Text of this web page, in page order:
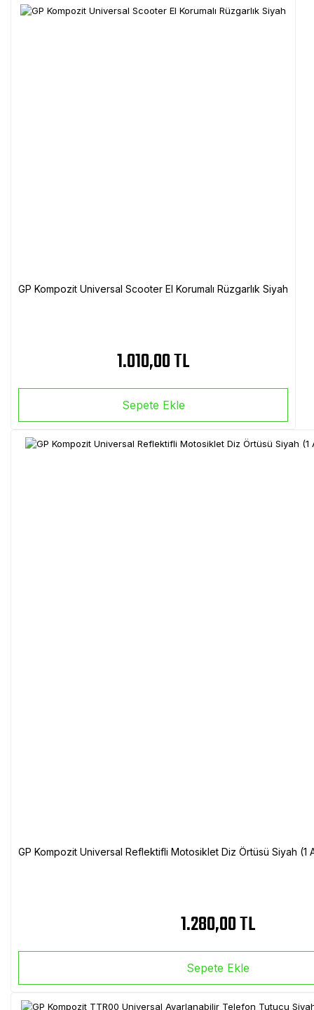
GP Kompozit Universal Scooter El Korumalı Rüzgarlık Siyah
1.010,00 TL
Sepete Ekle
GP Kompozit Universal Reflektifli Motosiklet Diz Örtüsü Siyah
1.280,00 TL
Sepete Ekle